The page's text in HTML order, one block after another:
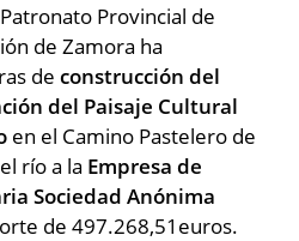
Provincial de
de Zamora ha
de construcción del
del Paisaje Cultural
en el Camino Pastelero de
río a la Empresa de
Sociedad Anónima
de 497.268,51euros.